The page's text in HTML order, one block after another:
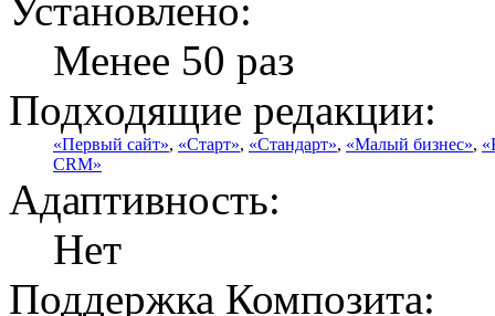
Установлено:
Менее 50 раз
Подходящие редакции:
«Первый сайт», «Старт», «Стандарт», «Малый бизнес»,
CRM»
Адаптивность:
Нет
Поддержка Композита: